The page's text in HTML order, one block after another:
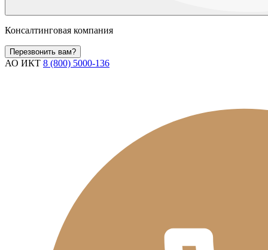
Консалтинговая компания
Перезвонить вам?
АО ИКТ 8 (800) 5000-136